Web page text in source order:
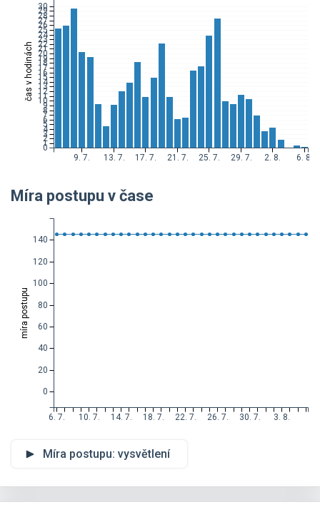
9. 7. 13. 7. 17. 7. 21. 7. 25. 7. 29. 7. 2. 8. 6. 8.
čas v hodinách
0
1
2
3
4
5
6
7
8
9
10
11
12
13
14
15
16
17
18
19
20
21
22
23
24
25
26
27
28
29
30
Míra postupu v čase
6. 7. 10. 7. 14. 7. 18. 7. 22. 7. 26. 7. 30. 7. 3. 8.
míra postupu
0
20
40
60
80
100
120
140
Míra postupu: vysvětlení